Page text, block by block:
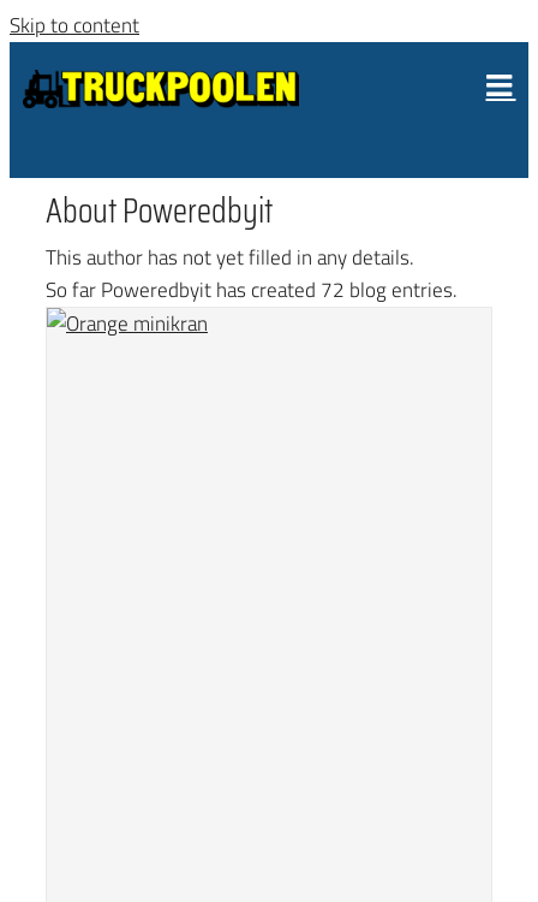
Skip to content
AboutPoweredbyit
This author has not yet filled in any details.
So far Poweredbyit has created 72 blog entries.